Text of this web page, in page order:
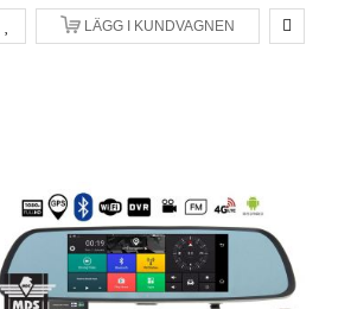
LÄGG I KUNDVAGNEN